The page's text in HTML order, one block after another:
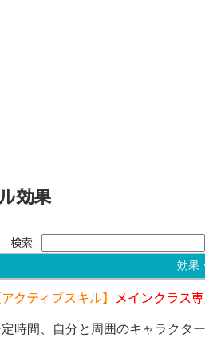
効果
検索:
効果・
アクティブスキル】 メインクラス専
時間、自分と周囲のキャラクター